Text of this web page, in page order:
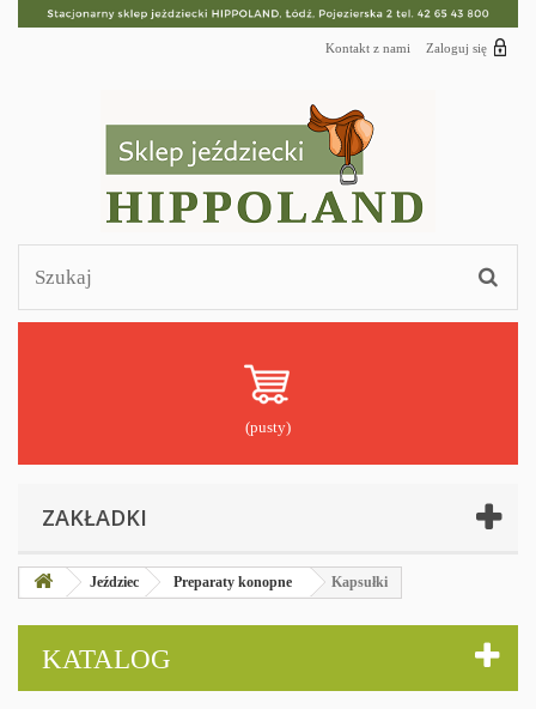
Zaloguj się
Kontakt z nami
(pusty)
ZAKŁADKI
Jeździec Preparaty konopne Kapsułki
KATALOG